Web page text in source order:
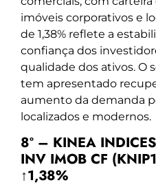
imóveis corporativos e
de 1,38% reflete a
confiança dos
qualidade dos ativos. O
tem apresentado
aumento da demanda
localizados e modernos.
8º – KINEA
INV IMOB CF
↑1,38%